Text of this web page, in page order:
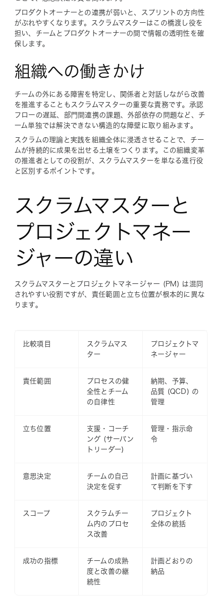
プロダクトオーナーとの連携が弱いと、スプリントの方向性
がぶれやすくなります。スクラムマスターはこの橋渡し役を
担い、チームとプロダクトオーナーの間で情報の透明性を確
保します。
組織への働きかけ
チームの外にある障害を特定し、関係者と対話しながら改善
を推進することもスクラムマスターの重要な責務です。承認
フローの遅延、部門間連携の課題、外部依存の問題など、チ
ーム単独では解決できない構造的な障壁に取り組みます。
スクラムの理論と実践を組織全体に浸透させることで、チー
ムが持続的に成果を出せる土壌をつくります。この組織変革
の推進者としての役割が、スクラムマスターを単なる進行役
と区別するポイントです。
スクラムマスターと
プロジェクトマネー
ジャーの違い
スクラムマスターとプロジェクトマネージャー (PM) は混同
されやすい役割ですが、責任範囲と立ち位置が根本的に異な
ります。
比較項目
スクラムマス
ター
プロジェクトマ
ネージャー
責任範囲
プロセスの健
全性とチーム
の自律性
納期、予算、
品質 (QCD) の
管理
立ち位置
支援・コーチ
ング (サーバン
トリーダー)
管理・指示命
令
意思決定
チームの自己
決定を促す
計画に基づい
て判断を下す
スコープ
スクラムチー
ム内のプロセ
ス改善
プロジェクト
全体の統括
成功の指標
チームの成熟
度と改善の継
続性
計画どおりの
納品